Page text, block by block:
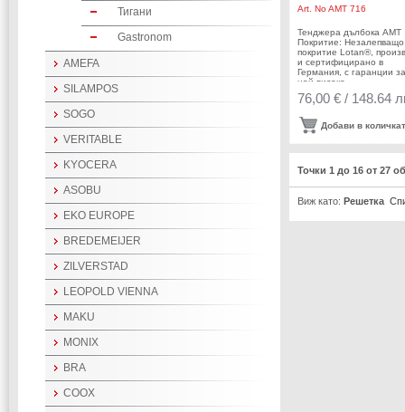
Art. NoAMT 716
Тенджера дълбока AMT
Покритие: Незалепващо
покритие Lotan®,
и сертифицирано в
Германия, с гаранции за
най-високо
качество. Диаметър: Ø
смВисочина: 8,5
лДебелина на дъното: 9
ммДебелина на
издържат до
ГерманияПодходяща за:
76,00 € / 148.64
Добави в
Точки 1 до 16 от 27
Виж като: Решетка
Тигани
Gastronom
AMEFA
SILAMPOS
SOGO
VERITABLE
KYOCERA
ASOBU
EKO EUROPE
BREDEMEIJER
ZILVERSTAD
LEOPOLD VIENNA
MAKU
MONIX
BRA
COOX